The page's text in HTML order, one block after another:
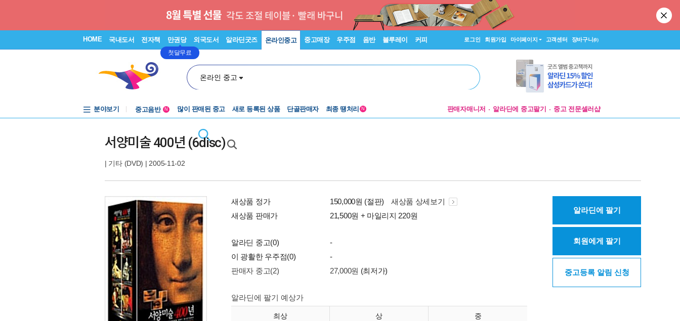
HOME 국내도서 전자책 만권당
첫달무료
외국도서 알라딘굿즈 온라인중고 중고매장 우주점 음반 블루레이 커피 로그인 회원가입 마이페이지 고객센터 장바구니(0)
온라인 중고
분야보기
중고음반
중고음반
N 많이 판매된 중고 새로 등록된 상품 단골판매자 최종 땡처리 N 판매자매니저 알라딘에 중고팔기 중고 전문셀러샵
서양미술 400년 (6disc)
| 기타 (DVD) | 2005-11-02
새상품 정가 150,000원 (절판)
새상품 상세보기
새상품 판매가
21,500원 + 마일리지 220원
알라딘 중고(0)
-
이 광활한 우주점(0)
-
판매자 중고(2)
27,000원 (최저가)
알라딘에 팔기 예상가
최상 상 중
알라딘에 팔기
회원에게 팔기
중고등록 알림 신청